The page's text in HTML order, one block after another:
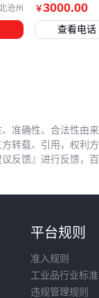
沧州 ￥3000.00
查看电话
准确性、合法性由
转载、引用，权利方
反馈』进行反馈，百
平台规则
准入规则
工业品行业标准
违规管理规则